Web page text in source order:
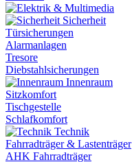
Sicherheit
Türsicherungen
Alarmanlagen
Tresore
Diebstahlsicherungen
Innenraum
Sitzkomfort
Tischgestelle
Schlafkomfort
Technik
Fahrradträger & Lastenträger
AHK Fahrradträger